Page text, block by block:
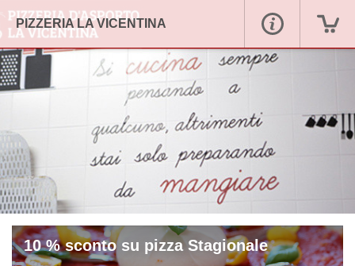
PIZZERIA LA VICENTINA
10 % sconto su pizza Stagionale